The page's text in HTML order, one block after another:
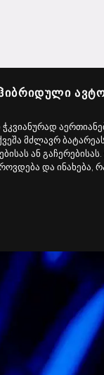
მძლავრ
ან
და ინახება,